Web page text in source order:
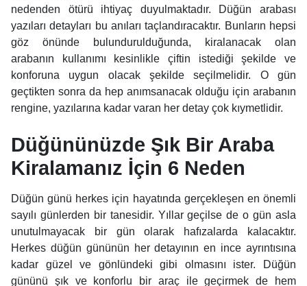
nedenden ötürü ihtiyaç duyulmaktadır. Düğün arabası
yazıları detayları bu anıları taçlandıracaktır. Bunların hepsi
göz önünde bulundurulduğunda, kiralanacak olan
arabanın kullanımı kesinlikle çiftin istediği şekilde ve
konforuna uygun olacak şekilde seçilmelidir. O gün
geçtikten sonra da hep anımsanacak olduğu için arabanın
rengine, yazılarına kadar varan her detay çok kıymetlidir.
Düğününüzde Şık Bir Araba
Kiralamanız İçin 6 Neden
Düğün günü herkes için hayatında gerçekleşen en önemli
sayılı günlerden bir tanesidir. Yıllar geçilse de o gün asla
unutulmayacak bir gün olarak hafızalarda kalacaktır.
Herkes düğün gününün her detayının en ince ayrıntısına
kadar güzel ve gönlündeki gibi olmasını ister. Düğün
gününü şık ve konforlu bir araç ile geçirmek de hem